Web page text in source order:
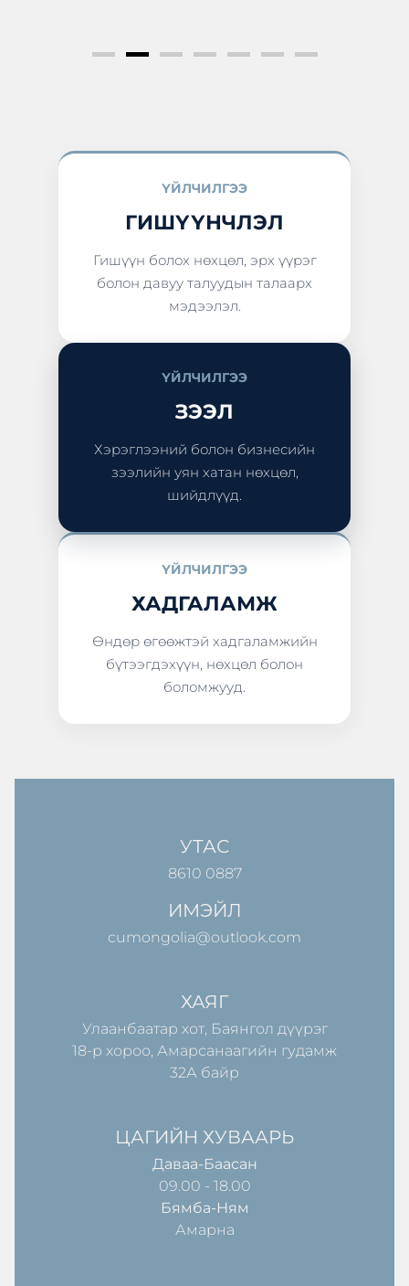
ҮЙЛЧИЛГЭЭ
ГИШҮҮНЧЛЭЛ
Гишүүн болох нөхцөл, эрх үүрэг
болон давуу талуудын талаарх
мэдээлэл.
ҮЙЛЧИЛГЭЭ
ЗЭЭЛ
Хэрэглээний болон бизнесийн
зээлийн уян хатан нөхцөл,
шийдлүүд.
ҮЙЛЧИЛГЭЭ
ХАДГАЛАМЖ
Өндөр өгөөжтэй хадгаламжийн
бүтээгдэхүүн, нөхцөл болон
боломжууд.
УТАС
8610 0887
ИМЭЙЛ
cumongolia@outlook.com
ХАЯГ
Улаанбаатар хот, Баянгол дүүрэг
18-р хороо, Амарсанаагийн гудамж
32А байр
ЦАГИЙН ХУВААРЬ
Даваа-Баасан
09.00 - 18.00
Бямба-Ням
Амарна